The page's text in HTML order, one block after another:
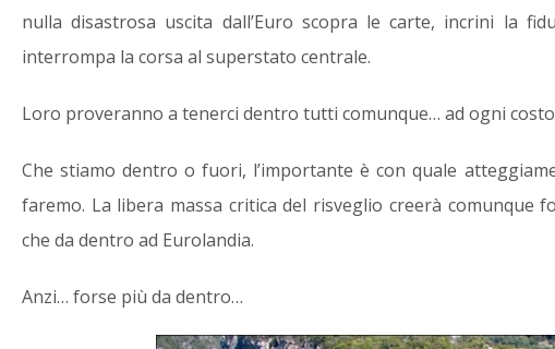
nulla disastrosa uscita dall’Euro scopra le carte, incrini la
interrompa la corsa al superstato centrale.
Loro proveranno a tenerci dentro tutti comunque… ad ogni
Che stiamo dentro o fuori, l’importante è con quale
faremo. La libera massa critica del risveglio creerà
che da dentro ad Eurolandia.
Anzi… forse più da dentro…